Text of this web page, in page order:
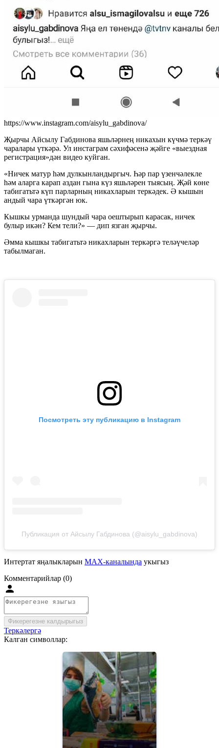
https://www.instagram.com/aisylu_gabdinova/
Җырчы Айсылу Габдинова яшьләрнең никахын күчмә теркәү
чаралары үткәрә. Ул инстаграм сәхифәсенә җәйге «выездная
регистрация»дән видео куйган.
«Ничек матур һәм дулкынландыргыч. Һәр пар үзенчәлекле
һәм аларга карап аздан гына күз яшьләрен тыясың. Җәй көне
табигатьтә күп парларның никахларын теркәдек. Ә кышын
андый чара үткәргән юк.
Кышкы урманда шундый чара оештырып карасак, ничек
булыр икән? Кем тели?» — дип язган җырчы.
Әмма кышкы табигатьтә никахларын теркәргә теләүчеләр
табылмаган.
Посмотреть эту публикацию в Instagram
Публикация от Айсылу Габдинова (@aisylu_gabdinova)
Интертат яңалыкларын MAX-каналында укыгыз
Комментарийлар (0)
Фикерегезне калдырыгыз
Теркәлергә
Калган символлар: